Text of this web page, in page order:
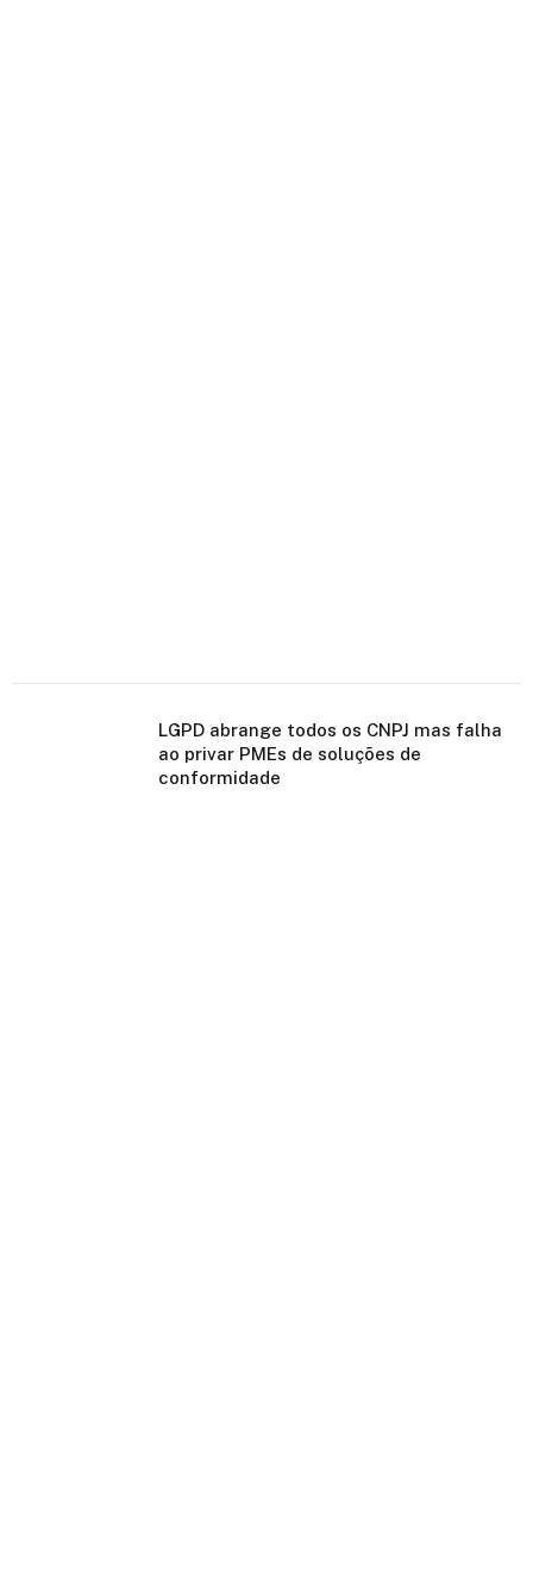
LGPD abrange todos os CNPJ mas falha
ao privar PMEs de soluções de
conformidade